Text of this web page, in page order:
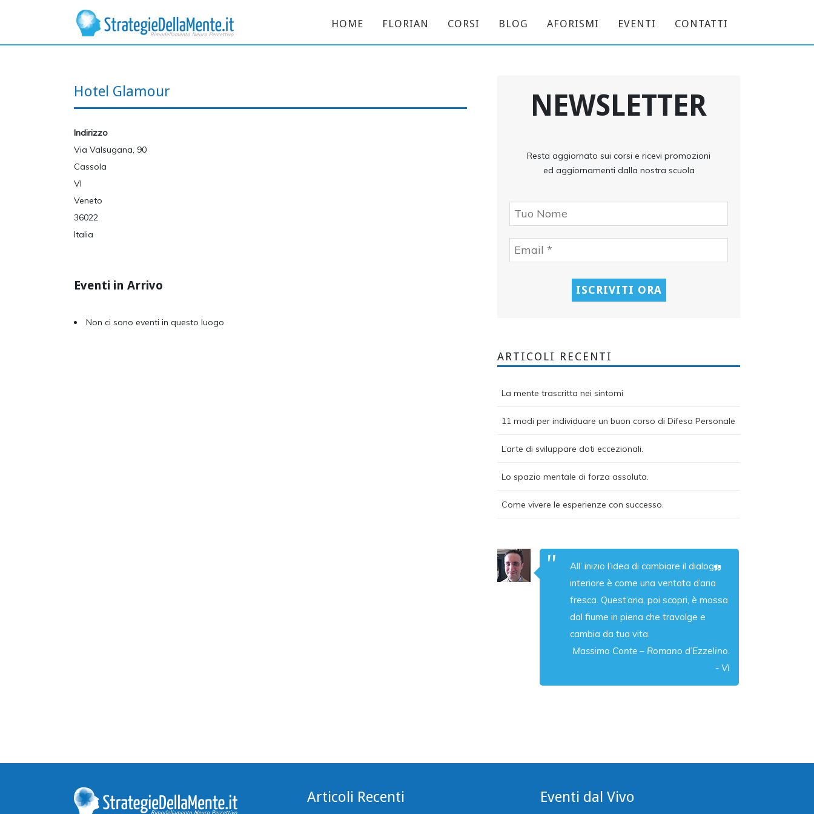
HOME FLORIAN CORSI BLOG AFORISMI EVENTI CONTATTI
Hotel Glamour
Indirizzo
Via Valsugana, 90
Cassola
VI
Veneto
36022
Italia
Eventi in Arrivo
Non ci sono eventi in questo luogo
NEWSLETTER
Resta aggiornato sui corsi e ricevi promozioni
ed aggiornamenti dalla nostra scuola
ARTICOLI RECENTI
La mente trascritta nei sintomi
11 modi per individuare un buon corso di Difesa Personale
L’arte di sviluppare doti eccezionali.
Lo spazio mentale di forza assoluta.
Come vivere le esperienze con successo.
All’ inizio l’idea di cambiare il dialogo
interiore è come una ventata d’aria
fresca. Quest’aria, poi scopri, è mossa
dal fiume in piena che travolge e
cambia da tua vita.
Massimo Conte – Romano d’Ezzelino.
- VI
Articoli Recenti Eventi dal Vivo